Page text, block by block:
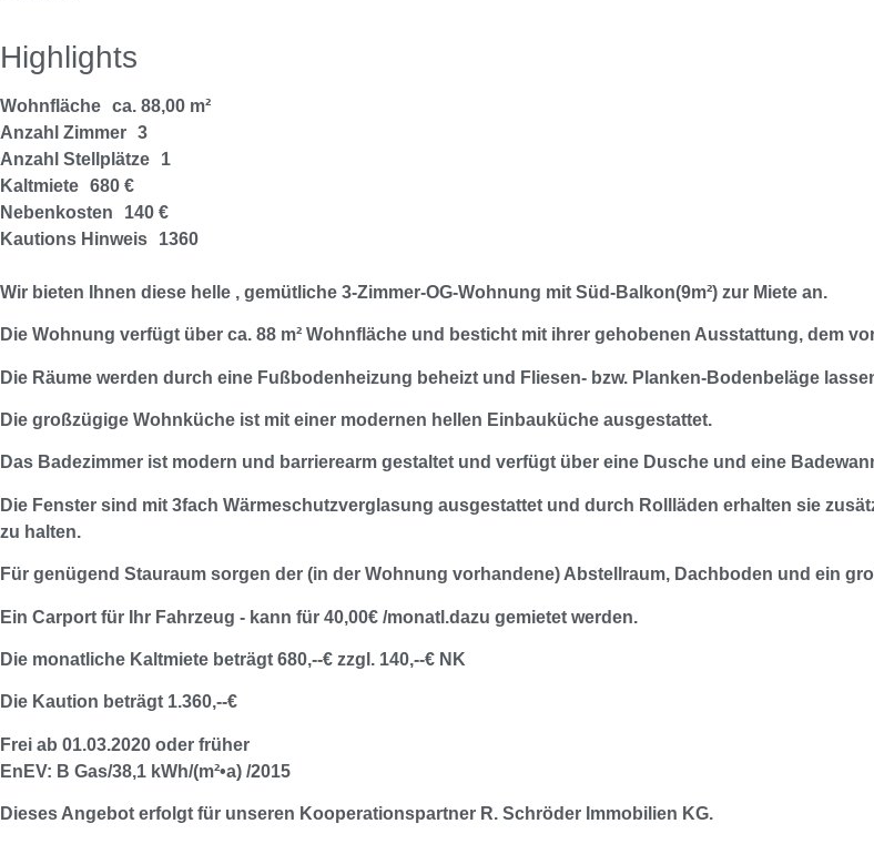
Highlights
Wohnfläche ca. 88,00 m²
Anzahl Zimmer 3
Anzahl Stellplätze
1
Kaltmiete 680 €
Nebenkosten
140 €
Kautions Hinweis
1360
Wir bieten Ihnen diese helle , gemütliche 3-Zimmer-OG-Wohnung mit Süd-Balkon(9m²) zur Miete an.
Die Wohnung verfügt über ca. 88 m² Wohnfläche und besticht mit ihrer gehobenen Ausstattung, dem
Die Räume werden durch eine Fußbodenheizung beheizt und Fliesen- bzw. Planken-Bodenbeläge
Die großzügige Wohnküche ist mit einer modernen hellen Einbauküche ausgestattet.
Das Badezimmer ist modern und barrierearm gestaltet und verfügt über eine Dusche und eine
Die Fenster sind mit 3fach Wärmeschutzverglasung ausgestattet und durch Rollläden erhalten sie
zu halten.
Für genügend Stauraum sorgen der (in der Wohnung vorhandene) Abstellraum, Dachboden und ein
Ein Carport für Ihr Fahrzeug - kann für 40,00€ /monatl.dazu gemietet werden.
Die monatliche Kaltmiete beträgt 680,--€ zzgl. 140,--€ NK
Die Kaution beträgt 1.360,--€
Frei ab 01.03.2020 oder früher
EnEV: B Gas/38,1 kWh/(m²•a) /2015
Dieses Angebot erfolgt für unseren Kooperationspartner R. Schröder Immobilien KG.